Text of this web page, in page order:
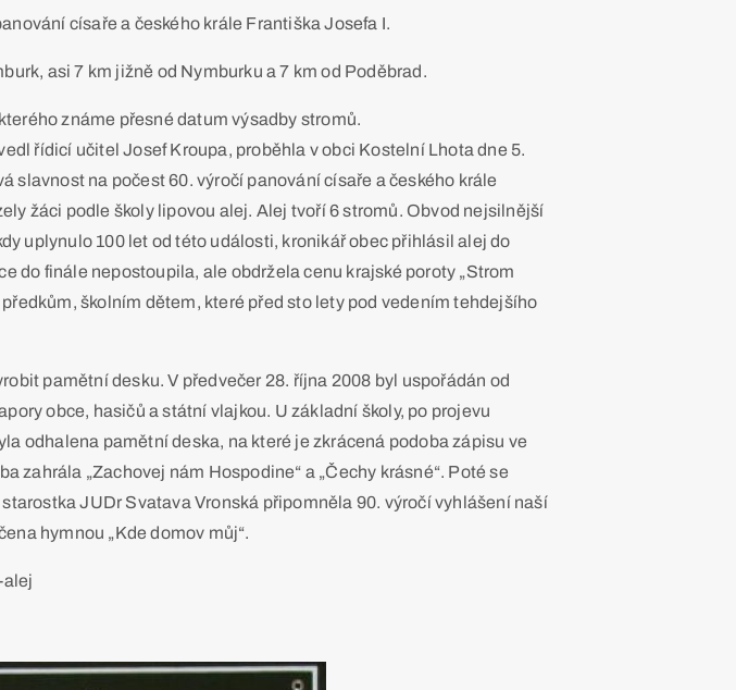
císaře a českého krále Františka Josefa I.
asi 7 km jižně od Nymburku a 7 km od Poděbrad.
známe přesné datum výsadby stromů.
řídicí učitel Josef Kroupa, proběhla v obci Kostelní Lhota dne 5.
slavnost na počest 60. výročí panování císaře a českého krále
žáci podle školy lipovou alej. Alej tvoří 6 stromů. Obvod nejsilnější
uplynulo 100 let od této události, kronikář obec přihlásil alej do
do finále nepostoupila, ale obdržela cenu krajské poroty „Strom
školním dětem, které před sto lety pod vedením tehdejšího
pamětní desku. V předvečer 28. října 2008 byl uspořádán od
obce, hasičů a státní vlajkou. U základní školy, po projevu
odhalena pamětní deska, na které je zkrácená podoba zápisu ve
zahrála „Zachovej nám Hospodine“ a „Čechy krásné“. Poté se
JUDr Svatava Vronská připomněla 90. výročí vyhlášení naší
hymnou „Kde domov můj“.
alej